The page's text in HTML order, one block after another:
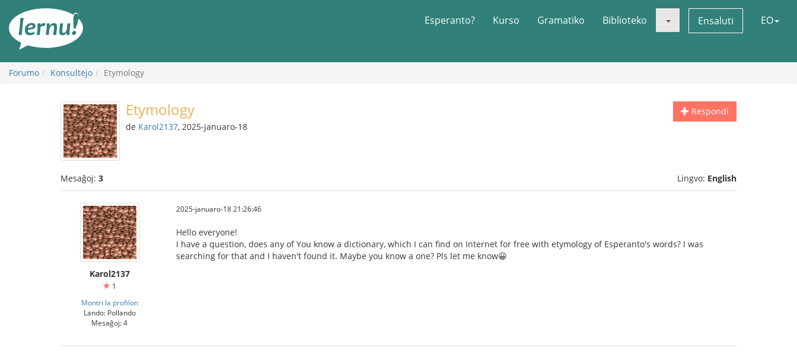
enhavo
Esperanto? Kurso Gramatiko Biblioteko Ensaluti EO
Forumo Konsultejo Etymology
Respondi
Etymology
de Karol2137, 2025-januaro-18
Mesaĝoj: 3 Lingvo: English
Karol2137
1
Montri la profilon
Lando: Pollando
Mesaĝoj: 4
2025-januaro-18 21:26:46
Hello everyone!
I have a question, does any of You know a dictionary, which I can find on Internet for free with etymology of Esperanto's words? I was
searching for that and I haven't found it. Maybe you know a one? Pls let me know😀